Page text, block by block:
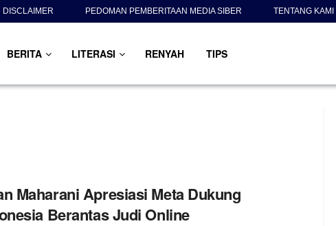
DISCLAIMER PEDOMAN PEMBERITAAN MEDIA SIBER TENTANG KAMI
BERITA LITERASI RENYAH TIPS
Maharani Apresiasi Meta Dukung
Berantas Judi Online